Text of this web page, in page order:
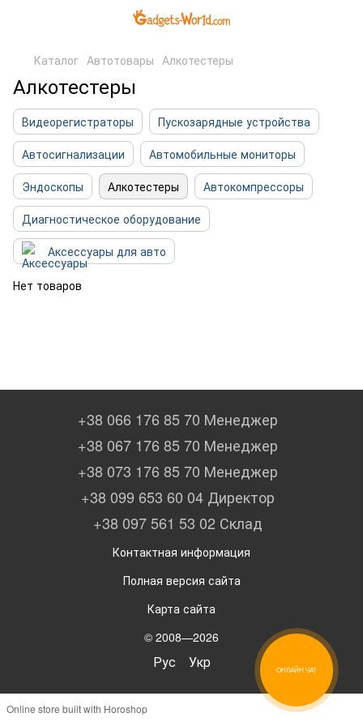
Каталог Автотовары Алкотестеры
Алкотестеры
Видеорегистраторы
Пускозарядные устройства
Автосигнализации
Автомобильные мониторы
Эндоскопы
Алкотестеры
Автокомпрессоры
Диагностическое оборудование
Аксессуары для авто
Нет товаров
+38 066 176 85 70 Менеджер
+38 067 176 85 70 Менеджер
+38 073 176 85 70 Менеджер
+38 099 653 60 04 Директор
+38 097 561 53 02 Склад
Контактная информация
Полная версия сайта
Карта сайта
© 2008—2026
Рус Укр
Online store built with Horoshop
ОНЛАЙН ЧАТ